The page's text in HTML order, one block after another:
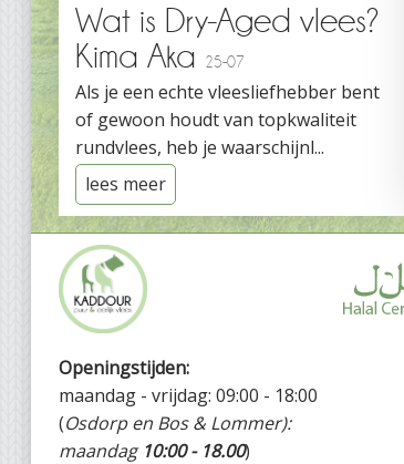
Wat is Dry-Aged vlees?
Kima Aka
25-07
Als je een echte vleesliefhebber bent
of gewoon houdt van topkwaliteit
rundvlees, heb je waarschijnl...
lees meer
Openingstijden:
maandag - vrijdag: 09:00 - 18:00
(Osdorp en Bos & Lommer):
maandag 10:00 - 18.00)